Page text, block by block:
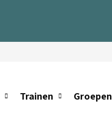
Trainen Groepen